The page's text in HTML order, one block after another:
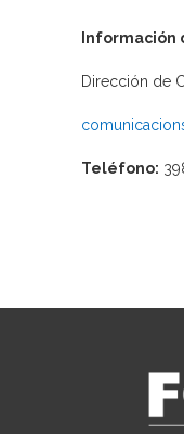
Información
Dirección de
Teléfono: